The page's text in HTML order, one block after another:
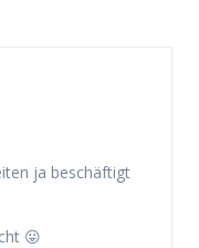
ja beschäftigt
😛